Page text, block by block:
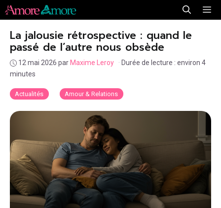
Aller
au
contenu
Actualités Amour & Relations
La jalousie rétrospective : quand le
passé de l’autre nous obsède
12 mai 2026 par Maxime Leroy · Durée de lecture : environ 4
minutes